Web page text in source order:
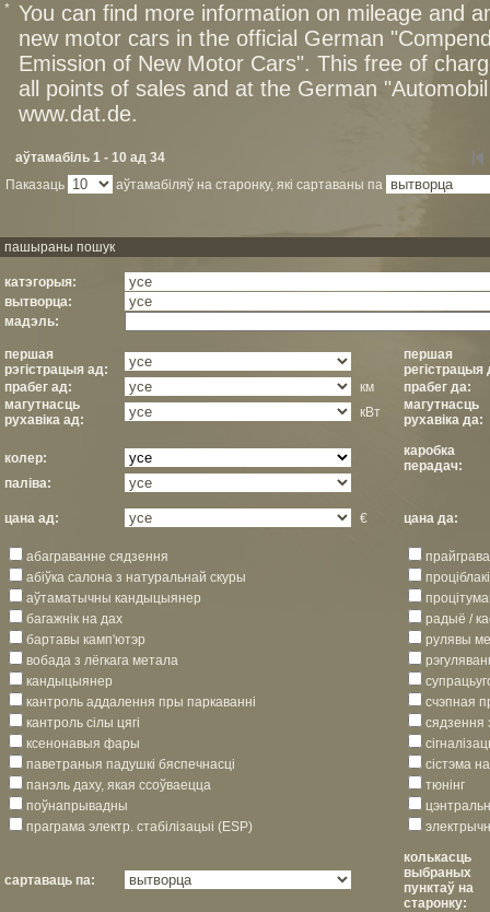
* You can find more information on mileage and
new motor cars in the official German
Emission of New Motor Cars". This free of
all points of sales and at the German
www.dat.de.
аўтамабіль 1 - 10 ад 34
Паказаць
аўтамабіляў на старонку, які сартаваны па
пашыраны пошук
катэгорыя:
вытворца:
мадэль:
першая
рэгістрацыя ад:
першая
регістрацыя
прабег ад:
км
прабег да:
магутнасць
рухавіка ад:
кВт
магутнасць
рухавіка да:
колер:
каробка
перадач:
паліва:
цана ад: € цана да:
абаграванне сядзення
абіўка салона з натуральнай скуры
аўтаматычны кандыцыянер
багажнік на дах
бартавы камп'ютэр
вобада з лёгкага метала
кандыцыянер
кантроль аддалення пры паркаванні
кантроль сілы цягі
ксенонавыя фары
паветраныя падушкi бяспечнасцi
панэль даху, якая ссоўваецца
поўнапрывадны
праграма электр. стабілізацыі (ESP)
радыё /
рулявы
счэпная
сядзення
сістэма
тюнінг
сартаваць па:
колькасць
выбраных
пунктаў на
старонку: